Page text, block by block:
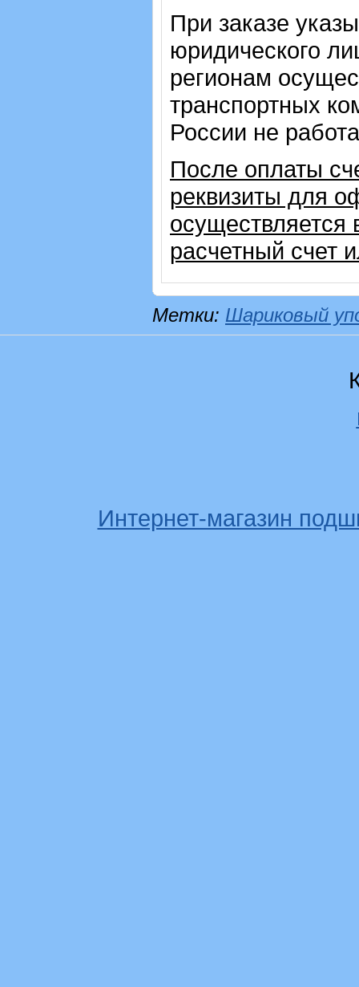
При заказе
юридического
регионам
транспортных
России не
После оплаты
реквизиты для
осуществляется
расчетный счет
Метки: Шариковый
Интернет-магазин